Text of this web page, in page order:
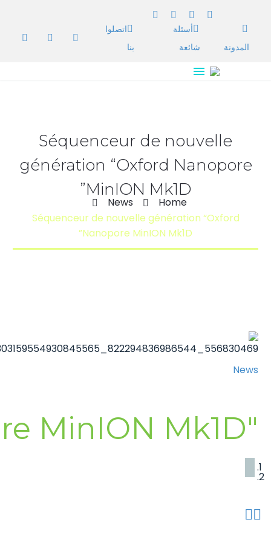
المدونة
أسئلة
شائعة
اتصلوا
بنا
Séquenceur de nouvelle
génération “Oxford Nanopore
MinION Mk1D”
Home
News
Séquenceur de nouvelle génération “Oxford
Nanopore MinION Mk1D”
News
"Oxford Nanopore MinION Mk1D"